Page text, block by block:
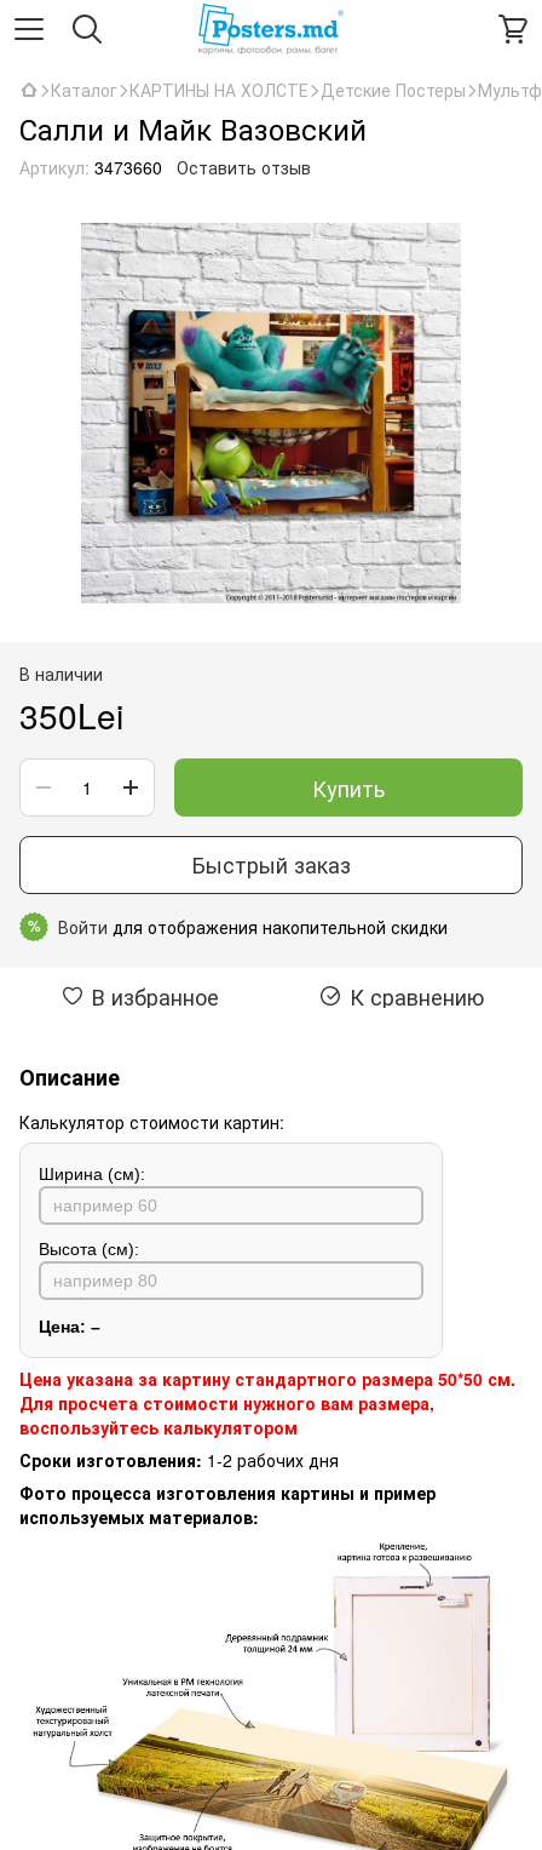
Каталог КАРТИНЫ НА ХОЛСТЕ Детские Постеры
Салли и Майк Вазовский
Артикул: 3473660 Оставить отзыв
В наличии
350Lei
Купить
Быстрый заказ
% Войти для отображения накопительной скидки
В избранное К сравнению
Описание
Калькулятор стоимости картин:
Ширина (см):
Высота (см):
Цена: –
Цена указана за картину стандартного размера 50*50 см.
Для просчета стоимости нужного вам размера,
воспользуйтесь калькулятором
Сроки изготовления: 1-2 рабочих дня
Фото процесса изготовления картины и пример
используемых материалов: